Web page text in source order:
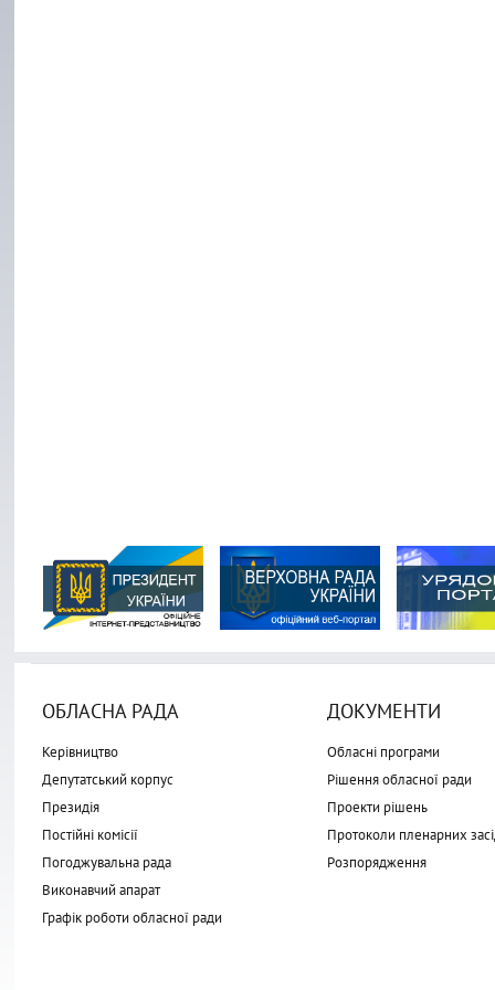
ОБЛАСНА РАДА
Керівництво
Депутатський корпус
Президія
Постійні комісії
Погоджувальна рада
Виконавчий апарат
Графік роботи обласної ради
ДОКУМЕНТИ
Обласні програми
Рішення обласної ради
Проекти рішень
Протоколи пленарних
Розпорядження